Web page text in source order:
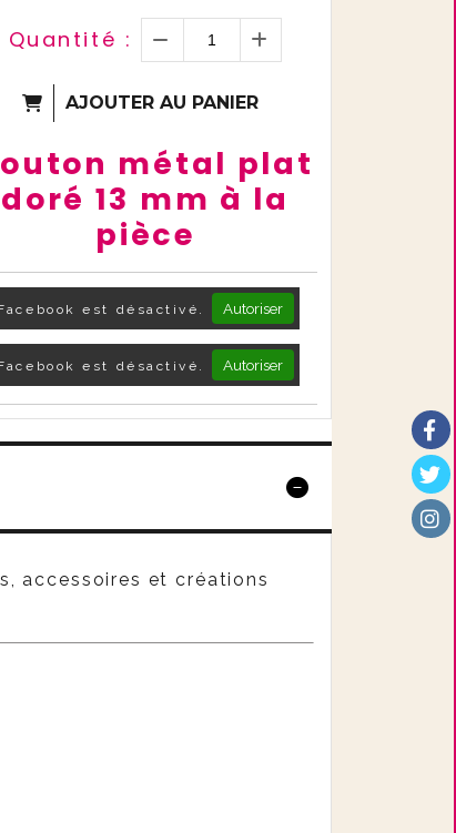
Quantité :
AJOUTER AU PANIER
métal plat
doré 13 mm à la
pièce
est désactivé. Autoriser
est désactivé. Autoriser
accessoires et créations